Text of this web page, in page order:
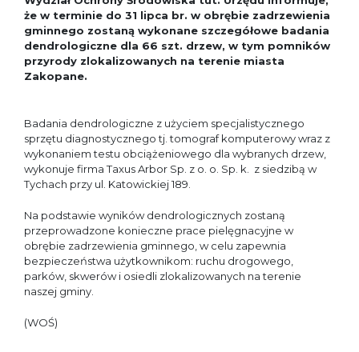
że w terminie do 31 lipca br. w obrębie zadrzewienia
gminnego zostaną wykonane szczegółowe badania
dendrologiczne dla 66 szt. drzew, w tym pomników
przyrody zlokalizowanych na terenie miasta
Zakopane.
Badania dendrologiczne z użyciem specjalistycznego
sprzętu diagnostycznego tj. tomograf komputerowy wraz z
wykonaniem testu obciążeniowego dla wybranych drzew,
wykonuje firma Taxus Arbor Sp. z o. o. Sp. k. z siedzibą w
Tychach przy ul. Katowickiej 189.
Na podstawie wyników dendrologicznych zostaną
przeprowadzone konieczne prace pielęgnacyjne w
obrębie zadrzewienia gminnego, w celu zapewnia
bezpieczeństwa użytkownikom: ruchu drogowego,
parków, skwerów i osiedli zlokalizowanych na terenie
naszej gminy.
(WOŚ)